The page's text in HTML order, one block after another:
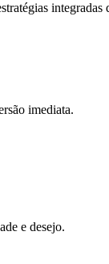
imediata.
e desejo.